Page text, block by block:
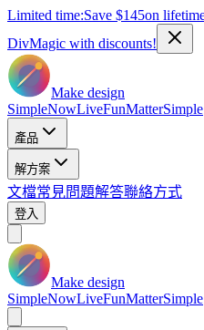
Limited time:Save $145on
DivMagic with discounts!
Make design
SimpleNowLiveFunMatterSimple
產品
解方案
文檔常見問題解答聯絡方式
登入
Make design
SimpleNowLiveFunMatterSimple